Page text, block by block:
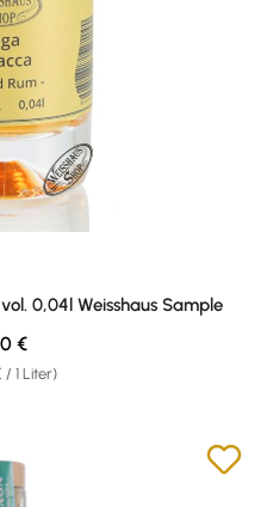
0,04l Weisshaus Sample
/ 1 Liter)
Preis:
€